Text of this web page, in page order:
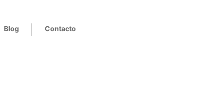
Blog Contacto